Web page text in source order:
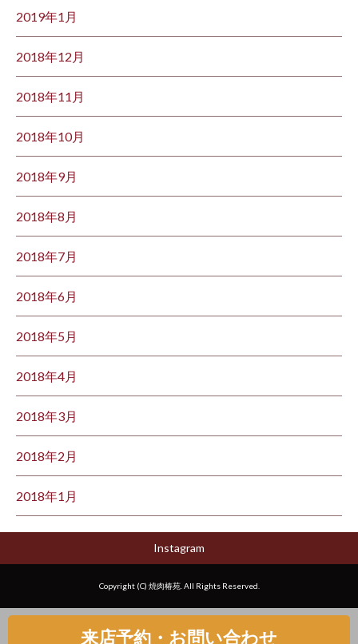
2019年1月
2018年12月
2018年11月
2018年10月
2018年9月
2018年8月
2018年7月
2018年6月
2018年5月
2018年4月
2018年3月
2018年2月
2018年1月
Instagram
Copyright (C) 焼肉椿苑. All Rights Reserved.
来店予約・お問い合わせ